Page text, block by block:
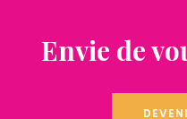
Envie de